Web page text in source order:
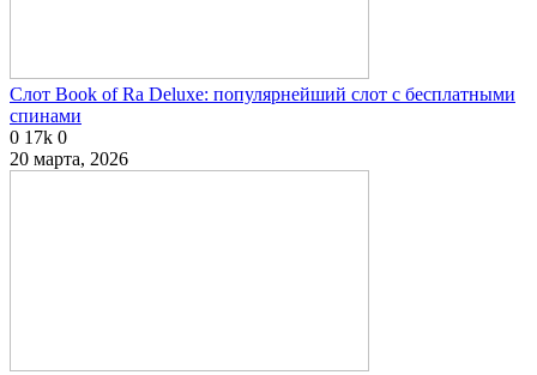
Слот Book of Ra Deluxe: популярнейший слот с бесплатными
спинами
0 17k 0
20 марта, 2026